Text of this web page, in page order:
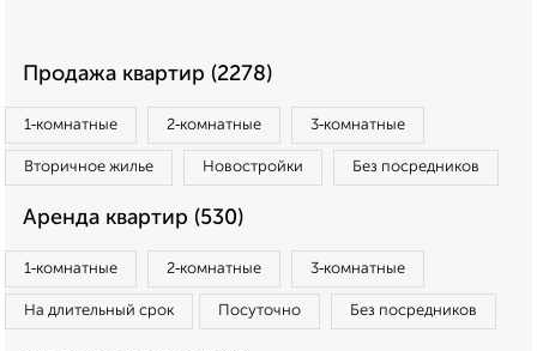
Продажа квартир (2278)
1‑комнатные 2‑комнатные 3‑комнатные
Вторичное жилье Новостройки Без посредников
Аренда квартир (530)
1‑комнатные 2‑комнатные 3‑комнатные
На длительный срок Посуточно Без посредников